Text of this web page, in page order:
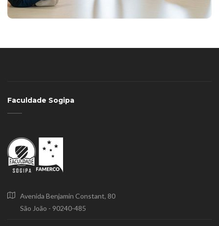
Faculdade Sogipa
Avenida Benjamin Constant, 80
São João - 90240-485